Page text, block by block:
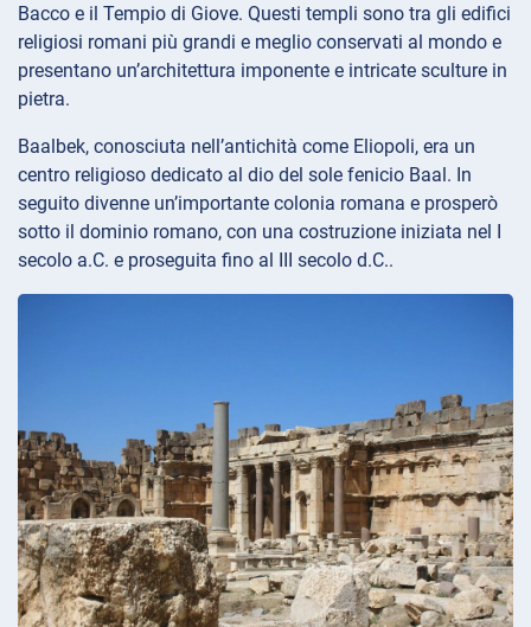
Bacco e il Tempio di Giove. Questi templi sono tra gli edifici
religiosi romani più grandi e meglio conservati al mondo e
presentano un’architettura imponente e intricate sculture in
pietra.
Baalbek, conosciuta nell’antichità come Eliopoli, era un
centro religioso dedicato al dio del sole fenicio Baal. In
seguito divenne un’importante colonia romana e prosperò
sotto il dominio romano, con una costruzione iniziata nel I
secolo a.C. e proseguita fino al III secolo d.C..